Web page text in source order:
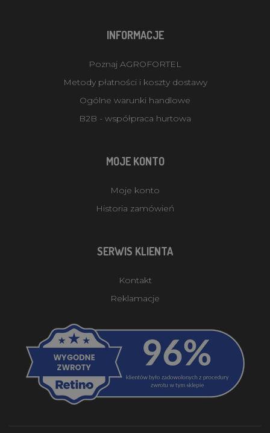
INFORMACJE
Poznaj AGROFORTEL
Metody płatności i koszty dostawy
Ogólne warunki handlowe
B2B - współpraca hurtowa
MOJE KONTO
Moje konto
Historia zamówień
SERWIS KLIENTA
Kontakt
Reklamacje